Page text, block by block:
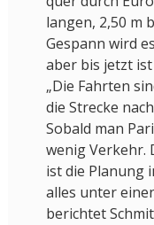
langen, 2,50 m
Gespann wird
aber bis jetzt
„Die Fahrten
die Strecke
Sobald man
wenig
ist die Planung
alles unter
berichtet